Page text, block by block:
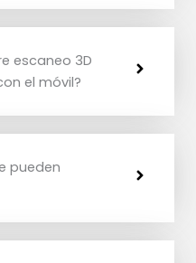
escaneo 3D
el móvil?
pueden